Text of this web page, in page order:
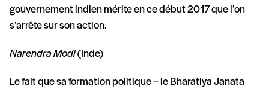
gouvernement indien mérite en ce début 2017 que l’on
s’arrête sur son action.
Narendra Modi(Inde)
Le fait que sa formation politique – le Bharatiya Janata